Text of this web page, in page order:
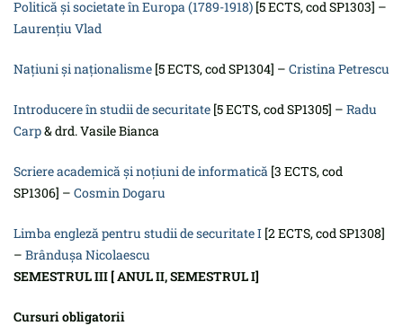
Politică şi societate în Europa (1789-1918) [5 ECTS, cod SP1303] –
Laurențiu Vlad
Naţiuni şi naţionalisme [5 ECTS, cod SP1304] – Cristina Petrescu
Introducere în studii de securitate [5 ECTS, cod SP1305] – Radu
Carp& drd. Vasile Bianca
Scriere academică și noțiuni de informatică [3 ECTS, cod
SP1306] – Cosmin Dogaru
Limba engleză pentru studii de securitate I [2 ECTS, cod SP1308]
– Brândușa Nicolaescu
SEMESTRUL III [ ANUL II, SEMESTRUL I]
Cursuri obligatorii